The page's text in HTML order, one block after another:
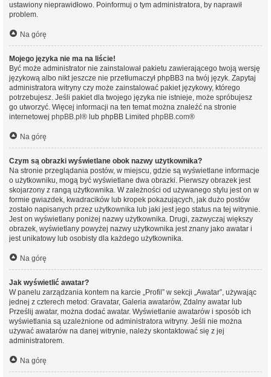
ustawiony nieprawidłowo. Poinformuj o tym administratora, by naprawił
problem.
Na górę
Mojego języka nie ma na liście!
Być może administrator nie zainstalował pakietu zawierającego twoją wersję
językową albo nikt jeszcze nie przetłumaczył phpBB3 na twój język. Zapytaj
administratora witryny czy może zainstalować pakiet językowy, którego
potrzebujesz. Jeśli pakiet dla twojego języka nie istnieje, może spróbujesz
go utworzyć. Więcej informacji na ten temat można znaleźć na stronie
internetowej phpBB.pl ® lub phpBB Limited phpBB.com®
Na górę
Czym są obrazki wyświetlane obok nazwy użytkownika?
Na stronie przeglądania postów, w miejscu, gdzie są wyświetlane informacje
o użytkowniku, mogą być wyświetlane dwa obrazki. Pierwszy obrazek jest
skojarzony z rangą użytkownika. W zależności od używanego stylu jest on w
formie gwiazdek, kwadracików lub kropek pokazujących, jak dużo postów
zostało napisanych przez użytkownika lub jaki jest jego status na tej witrynie.
Jest on wyświetlany poniżej nazwy użytkownika. Drugi, zazwyczaj większy
obrazek, wyświetlany powyżej nazwy użytkownika jest znany jako awatar i
jest unikatowy lub osobisty dla każdego użytkownika.
Na górę
Jak wyświetlić awatar?
W panelu zarządzania kontem na karcie „Profil” w sekcji „Awatar”, używając
jednej z czterech metod: Gravatar, Galeria awatarów, Zdalny awatar lub
Prześlij awatar, można dodać awatar. Wyświetlanie awatarów i sposób ich
wyświetlania są uzależnione od administratora witryny. Jeśli nie można
używać awatarów na danej witrynie, należy skontaktować się z jej
administratorem.
Na górę